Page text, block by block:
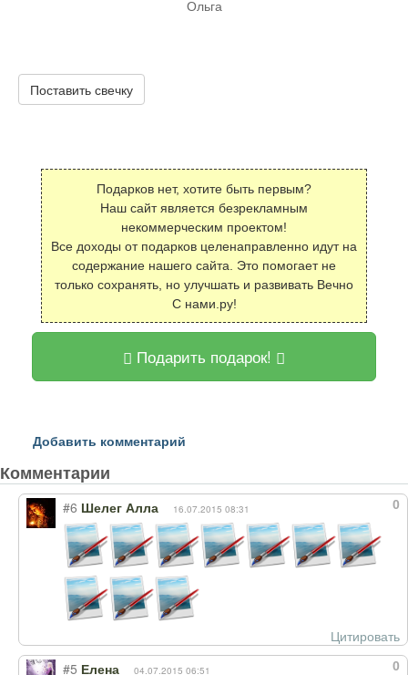
Ольга
Поставить свечку
Подарков нет, хотите быть первым?
Наш сайт является безрекламным
некоммерческим проектом!
Все доходы от подарков целенаправленно идут на
содержание нашего сайта. Это помогает не
только сохранять, но улучшать и развивать Вечно
С нами.ру!
Подарить подарок!
Добавить комментарий
Комментарии
0
#6 Шелег Алла 16.07.2015 08:31
Цитировать
0
#5 Елена 04.07.2015 06:51